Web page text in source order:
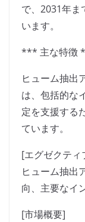
で、2031年ま
います。
*** 主な特徴
ヒューム抽出
は、包括的な
定を支援する
ています。
[エグゼクティ
ヒューム抽出
向、主要なイ
[市場概要]